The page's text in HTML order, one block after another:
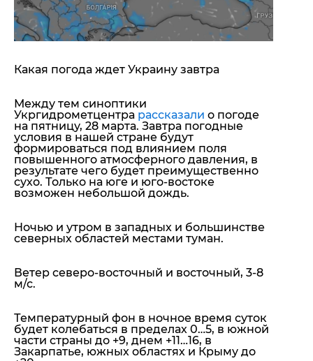
Какая погода ждет Украину завтра
Между тем синоптики
Укргидрометцентра рассказали о погоде
на пятницу, 28 марта. Завтра погодные
условия в нашей стране будут
формироваться под влиянием поля
повышенного атмосферного давления, в
результате чего будет преимущественно
сухо. Только на юге и юго-востоке
возможен небольшой дождь.
Ночью и утром в западных и большинстве
северных областей местами туман.
Ветер северо-восточный и восточный, 3-8
м/с.
Температурный фон в ночное время суток
будет колебаться в пределах 0…5, в южной
части страны до +9, днем +11…16, в
Закарпатье, южных областях и Крыму до